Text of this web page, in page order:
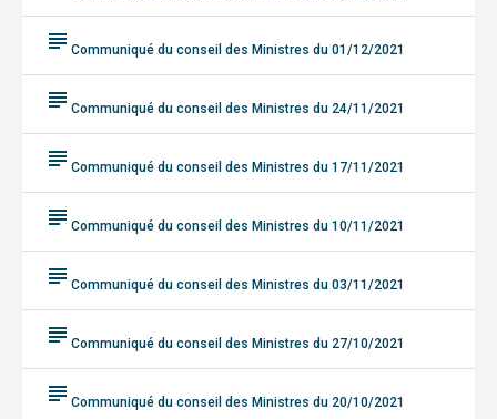
subject Communiqué du conseil des Ministres du 01/12/2021
subject Communiqué du conseil des Ministres du 24/11/2021
subject Communiqué du conseil des Ministres du 17/11/2021
subject Communiqué du conseil des Ministres du 10/11/2021
subject Communiqué du conseil des Ministres du 03/11/2021
subject Communiqué du conseil des Ministres du 27/10/2021
subject Communiqué du conseil des Ministres du 20/10/2021